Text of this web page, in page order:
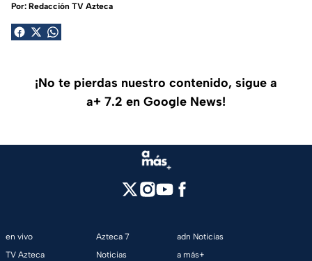
Por: Redacción TV Azteca
¡No te pierdas nuestro contenido, sigue a
a+ 7.2 en Google News!
en vivo
TV Azteca
Azteca 7
Noticias
adn Noticias
a más+